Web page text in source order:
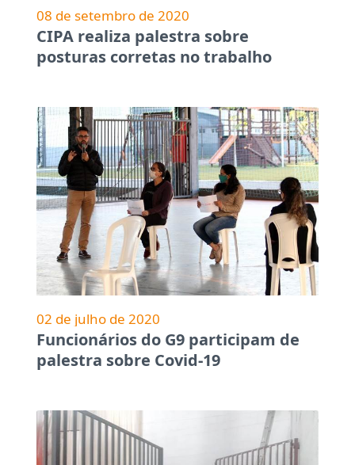
08 de setembro de 2020
CIPA realiza palestra sobre
posturas corretas no trabalho
02 de julho de 2020
Funcionários do G9 participam de
palestra sobre Covid-19